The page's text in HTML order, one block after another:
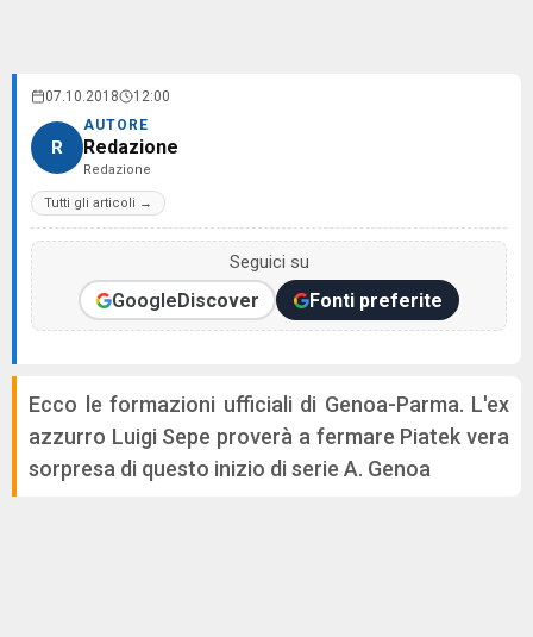
07.10.2018 12:00
R
AUTORE
Redazione
Redazione
Tutti gli articoli →
Seguici su
GoogleDiscover Fonti preferite
Ecco le formazioni ufficiali di Genoa-Parma. L'ex
azzurro Luigi Sepe proverà a fermare Piatek vera
sorpresa di questo inizio di serie A. Genoa